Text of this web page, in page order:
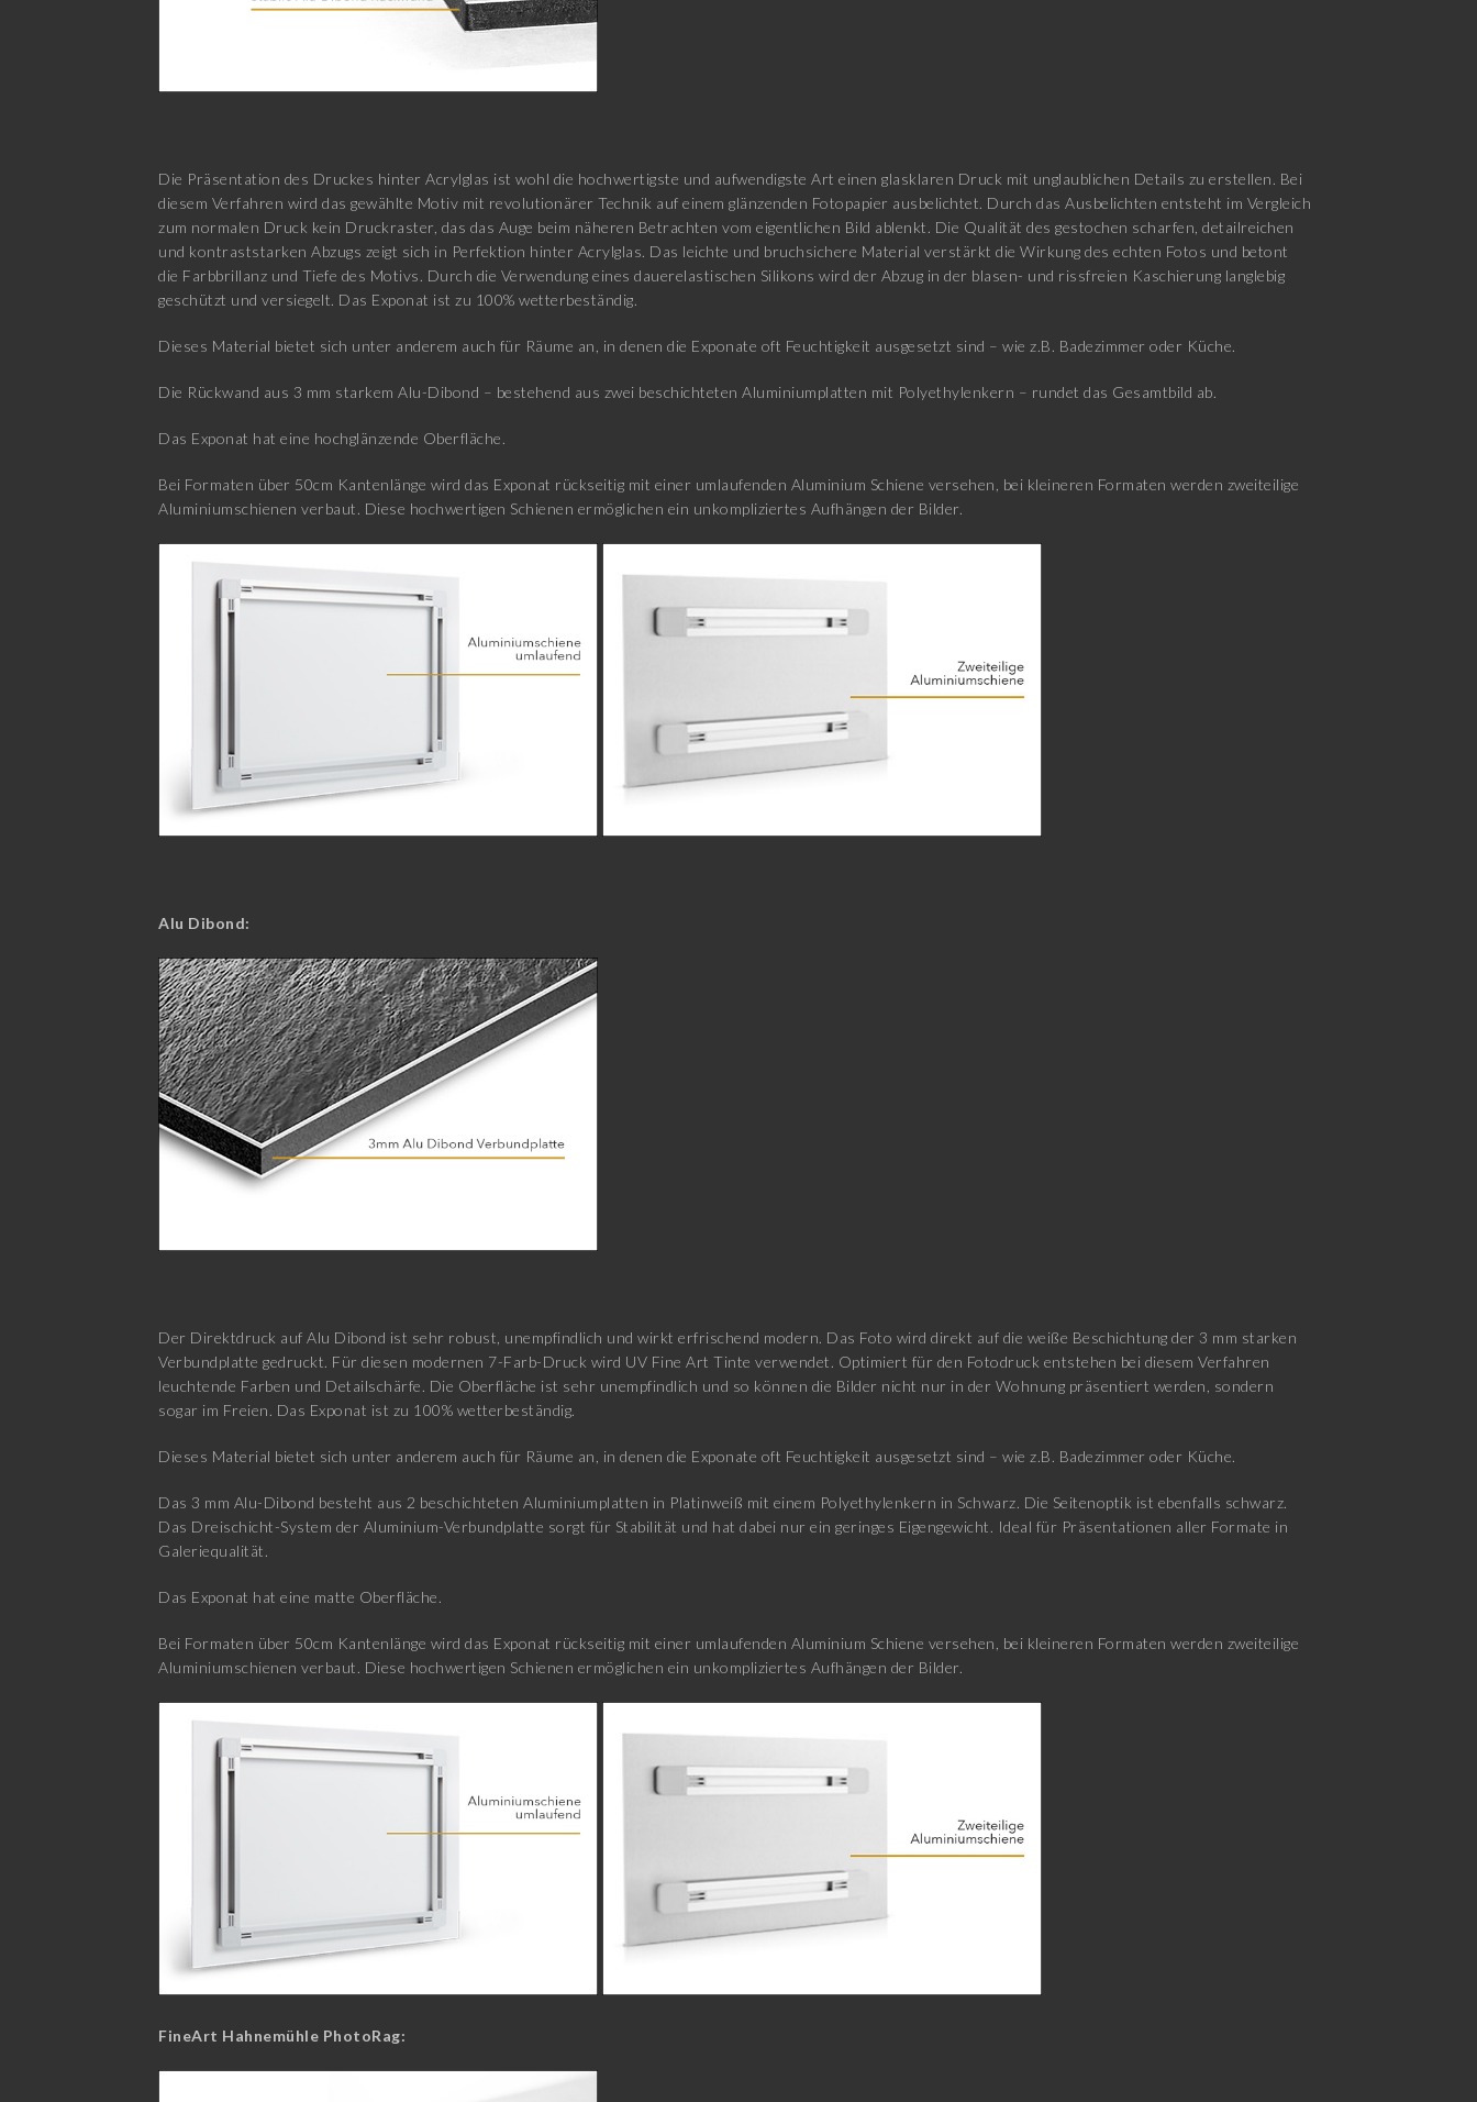
Die Präsentation des Druckes hinter Acrylglas ist wohl die hochwertigste und aufwendigste Art einen glasklaren Druck mit unglaublichen Details zu erstellen. Bei
diesem Verfahren wird das gewählte Motiv mit revolutionärer Technik auf einem glänzenden Fotopapier ausbelichtet. Durch das Ausbelichten entsteht im Vergleich
zum normalen Druck kein Druckraster, das das Auge beim näheren Betrachten vom eigentlichen Bild ablenkt. Die Qualität des gestochen scharfen, detailreichen
und kontraststarken Abzugs zeigt sich in Perfektion hinter Acrylglas. Das leichte und bruchsichere Material verstärkt die Wirkung des echten Fotos und betont
die Farbbrillanz und Tiefe des Motivs. Durch die Verwendung eines dauerelastischen Silikons wird der Abzug in der blasen- und rissfreien Kaschierung langlebig
geschützt und versiegelt. Das Exponat ist zu 100% wetterbeständig.
Dieses Material bietet sich unter anderem auch für Räume an, in denen die Exponate oft Feuchtigkeit ausgesetzt sind – wie z.B. Badezimmer oder Küche.
Die Rückwand aus 3 mm starkem Alu-Dibond – bestehend aus zwei beschichteten Aluminiumplatten mit Polyethylenkern – rundet das Gesamtbild ab.
Das Exponat hat eine hochglänzende Oberfläche.
Bei Formaten über 50cm Kantenlänge wird das Exponat rückseitig mit einer umlaufenden Aluminium Schiene versehen, bei kleineren Formaten werden zweiteilige
Aluminiumschienen verbaut. Diese hochwertigen Schienen ermöglichen ein unkompliziertes Aufhängen der Bilder.
Alu Dibond:
Der Direktdruck auf Alu Dibond ist sehr robust, unempfindlich und wirkt erfrischend modern. Das Foto wird direkt auf die weiße Beschichtung der 3 mm starken
Verbundplatte gedruckt. Für diesen modernen 7-Farb-Druck wird UV Fine Art Tinte verwendet. Optimiert für den Fotodruck entstehen bei diesem Verfahren
leuchtende Farben und Detailschärfe. Die Oberfläche ist sehr unempfindlich und so können die Bilder nicht nur in der Wohnung präsentiert werden, sondern
sogar im Freien. Das Exponat ist zu 100% wetterbeständig.
Dieses Material bietet sich unter anderem auch für Räume an, in denen die Exponate oft Feuchtigkeit ausgesetzt sind – wie z.B. Badezimmer oder Küche.
Das 3 mm Alu-Dibond besteht aus 2 beschichteten Aluminiumplatten in Platinweiß mit einem Polyethylenkern in Schwarz. Die Seitenoptik ist ebenfalls schwarz.
Das Dreischicht-System der Aluminium-Verbundplatte sorgt für Stabilität und hat dabei nur ein geringes Eigengewicht. Ideal für Präsentationen aller Formate in
Galeriequalität.
Das Exponat hat eine matte Oberfläche.
Bei Formaten über 50cm Kantenlänge wird das Exponat rückseitig mit einer umlaufenden Aluminium Schiene versehen, bei kleineren Formaten werden zweiteilige
Aluminiumschienen verbaut. Diese hochwertigen Schienen ermöglichen ein unkompliziertes Aufhängen der Bilder.
FineArt Hahnemühle PhotoRag: